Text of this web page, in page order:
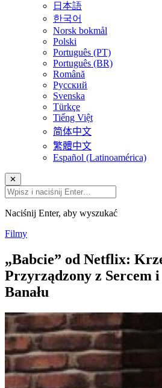
日本語
한국어
Norsk bokmål
Polski
Português (PT)
Português (BR)
Română
Русский
Svenska
Türkçe
Tiếng Việt
简体中文
繁體中文
Español (Latinoamérica)
✕
Naciśnij Enter, aby wyszukać
Filmy
„Babcie” od Netflix:
Przyrządzony z Sercem i
Banału